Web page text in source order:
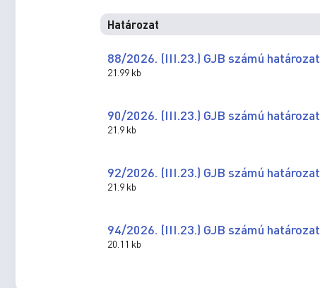
Határozat
88/2026. (III.23.) GJB számú határozat
21.99 kb
90/2026. (III.23.) GJB számú határozat
21.9 kb
92/2026. (III.23.) GJB számú határozat
21.9 kb
94/2026. (III.23.) GJB számú határozat
20.11 kb